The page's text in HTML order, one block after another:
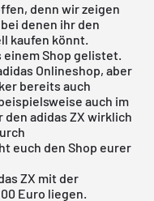
denn wir zeigen
denen ihr den
kaufen könnt.
Shop gelistet.
Onlineshop, aber
bereits auch
auch im
den adidas ZX wirklich
euch den Shop eurer
ZX mit der
Euro liegen.